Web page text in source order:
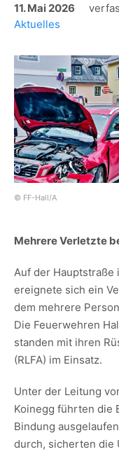
11. Mai 2026
Aktuelles
© FF-Hall/A
Mehrere Verletzte
Auf der Hauptstraße
ereignete sich ein
dem mehrere
Die Feuerwehren
standen mit ihren
(RLFA) im Einsatz.
Unter der Leitung
Koinegg führten die
Bindung
durch, sicherten die